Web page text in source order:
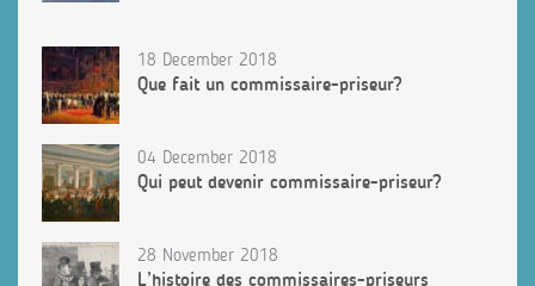
18 December 2018
Que fait un commissaire-priseur?
04 December 2018
Qui peut devenir commissaire-priseur?
28 November 2018
L’histoire des commissaires-priseurs